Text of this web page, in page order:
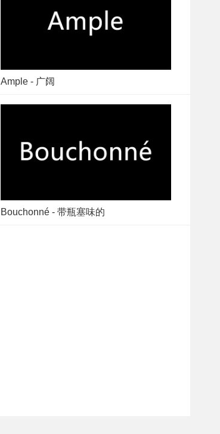
Ample - 广阔
Bouchonné - 带瓶塞味的